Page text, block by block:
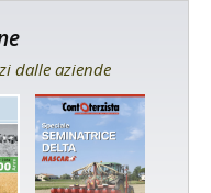
dalle aziende